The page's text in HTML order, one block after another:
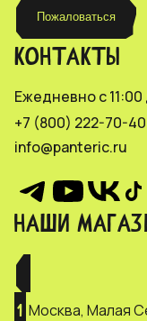
Пожаловаться
НАШИ
1 Москва, Малая
КОНТАКТЫ
Ежедневно с
+7 (800) 222-70-40
info@panteric.ru